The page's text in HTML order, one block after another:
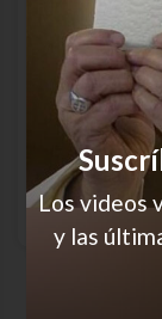
Los videos
y las